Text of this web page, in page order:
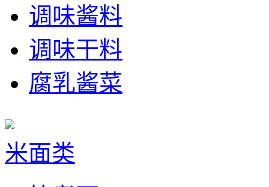
调味酱料
调味干料
腐乳酱菜
米面类